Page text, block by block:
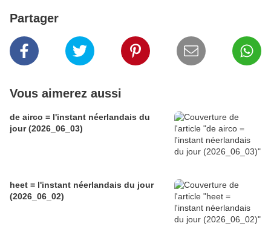
Partager
Vous aimerez aussi
de airco = l'instant néerlandais du
jour (2026_06_03)
heet = l'instant néerlandais du jour
(2026_06_02)